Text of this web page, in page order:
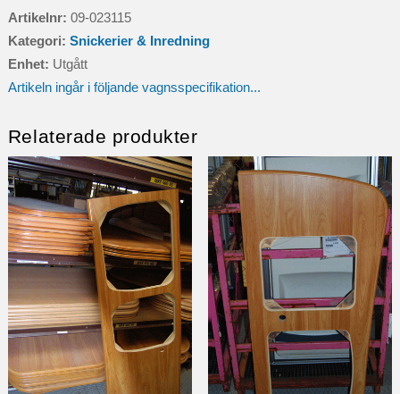
Artikelnr: 09-023115
Kategori: Snickerier & Inredning
Enhet: Utgått
Artikeln ingår i följande vagnsspecifikation...
Relaterade produkter